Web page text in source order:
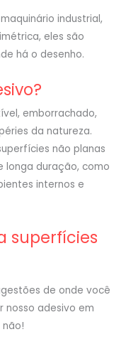
industrial,
eles são
há o desenho.
emborrachado,
da natureza.
não planas
longa duração, como
internos e
superfícies
de onde você
nosso adesivo em